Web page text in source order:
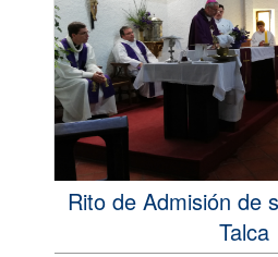
Rito de Admisión de
Talca